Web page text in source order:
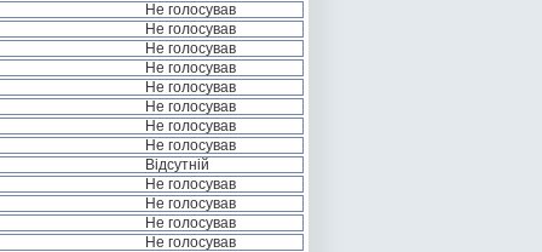
Не голосував
Не голосував
Не голосував
Не голосував
Не голосував
Не голосував
Не голосував
Не голосував
Відсутній
Не голосував
Не голосував
Не голосував
Не голосував